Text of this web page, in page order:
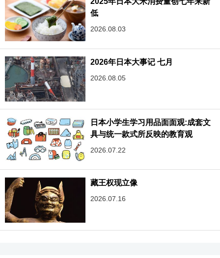
低
2026.08.03
2026年日本大事记 七月
2026.08.05
日本小学生学习用品面面观:成套文
具与统一款式所反映的教育观
2026.07.22
藏王权现立像
2026.07.16